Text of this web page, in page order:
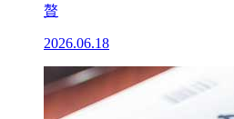
贅
2026.06.18